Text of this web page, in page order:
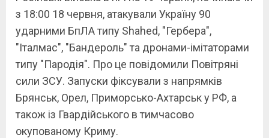
з 18:00 18 червня, атакували Україну 90
ударними БпЛА типу Shahed, "Гербера",
"Італмас", "Бандероль" та дронами-імітаторами
типу "Пародія". Про це повідомили Повітряні
сили ЗСУ. Запуски фіксували з напрямків
Брянськ, Орел, Приморсько-Ахтарськ у РФ, а
також із Гвардійського в тимчасово
окупованому Криму.